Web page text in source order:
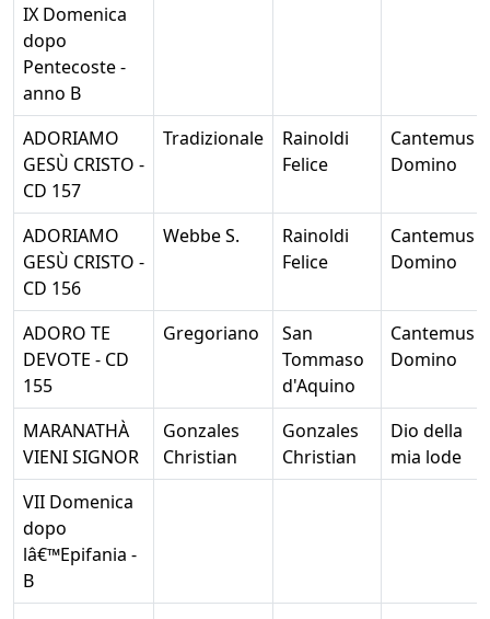
IX Domenica
dopo
Pentecoste -
anno B
ADORIAMO
GESÙ CRISTO -
CD 157
Tradizionale
Rainoldi
Felice
Cantemus
Domino
ADORIAMO
GESÙ CRISTO -
CD 156
Webbe S.
Rainoldi
Felice
Cantemus
Domino
ADORO TE
DEVOTE - CD
155
Gregoriano
San
Tommaso
d'Aquino
Cantemus
Domino
MARANATHÀ
VIENI SIGNOR
Gonzales
Christian
Gonzales
Christian
Dio della
mia lode
VII Domenica
dopo
lâ€™Epifania -
B